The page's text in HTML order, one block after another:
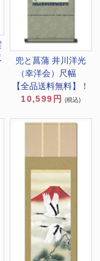
兜と菖蒲 井川洋光
（幸洋会）尺幅
【全品送料無料】！
10,599円
(税込)